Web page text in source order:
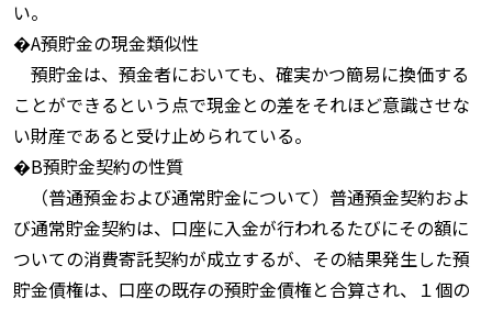
い。
�A預貯金の現金類似性
預貯金は、預金者においても、確実かつ簡易に換価する
ことができるという点で現金との差をそれほど意識させな
い財産であると受け止められている。
�B預貯金契約の性質
（普通預金および通常貯金について）普通預金契約およ
び通常貯金契約は、口座に入金が行われるたびにその額に
ついての消費寄託契約が成立するが、その結果発生した預
貯金債権は、口座の既存の預貯金債権と合算され、１個の